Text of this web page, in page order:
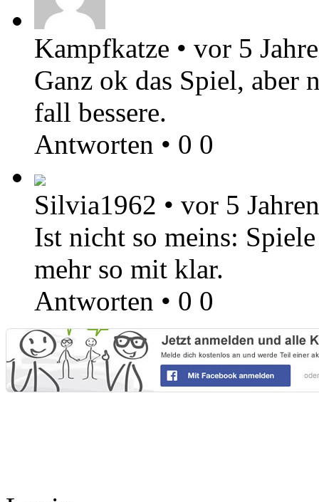
Kampfkatze • vor 5
Ganz ok das Spiel, aber
fall bessere.
Antworten • 0 0
Silvia1962 • vor 5 Jahren
Ist nicht so meins:
mehr so mit klar.
Antworten • 0 0